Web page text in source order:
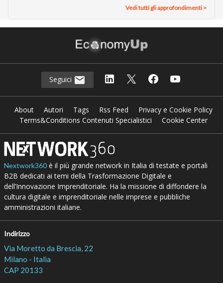
Vedi tutti gli approfondimenti >
Seguici
About Autori Tags Rss Feed
Privacy e Cookie Policy
Terms&Conditions Contenuti Specialistici
Cookie Center
Nextwork360è il più grande network in Italia di testate e portali
B2B dedicati ai temi della Trasformazione Digitale e
dell’Innovazione Imprenditoriale. Ha la missione di diffondere la
cultura digitale e imprenditoriale nelle imprese e pubbliche
amministrazioni italiane.
Indirizzo
Via Moretto da Brescia, 22
Milano - Italia
CAP 20133